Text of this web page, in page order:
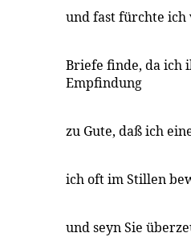
und fast fürchte
Briefe finde, da ich
Empfindung
zu Gute, daß ich
ich oft im Stillen
und seyn Sie